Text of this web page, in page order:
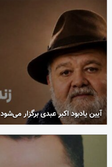
آیین یادبود اکبر عبدی برگزار می‌شود